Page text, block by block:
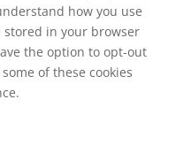
how you use
stored in your browser
the option to opt-out
of these cookies